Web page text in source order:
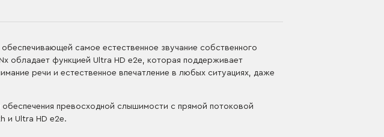
самое естественное звучание собственного
обладает функцией Ultra HD e2e, которая поддерживает
речи и естественное впечатление в любых ситуациях, даже
превосходной слышимости с прямой потоковой
и Ultra HD e2e.